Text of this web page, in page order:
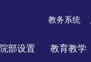
教务系统
院部设置 教育教学